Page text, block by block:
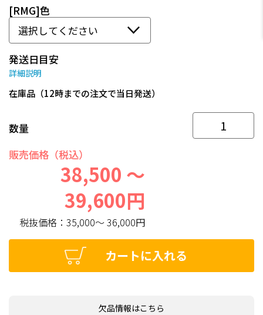
[RMG]色
発送日目安
詳細説明
在庫品（12時までの注文で当日発送）
数量
販売価格（税込）
38,500 ～
39,600円
税抜価格：35,000～ 36,000円
カートに入れる
欠品情報はこちら